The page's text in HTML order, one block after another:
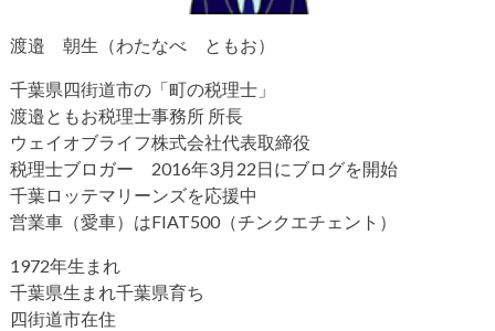
渡邉 朝生（わたなべ ともお）
千葉県四街道市の「町の税理士」
渡邉ともお税理士事務所 所長
ウェイオブライフ株式会社代表取締役
税理士ブロガー 2016年3月22日にブログを開始
千葉ロッテマリーンズを応援中
営業車（愛車）はFIAT500（チンクエチェント）
1972年生まれ
千葉県生まれ千葉県育ち
四街道市在住